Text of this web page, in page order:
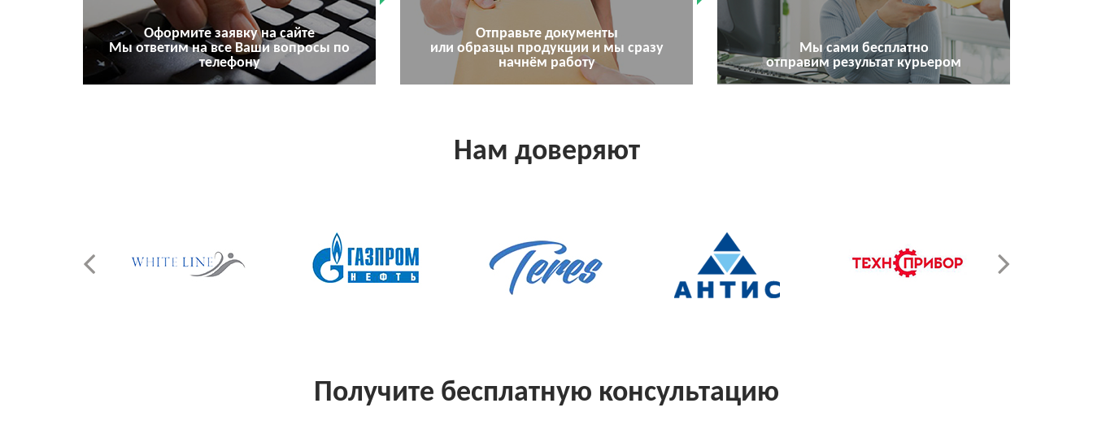
Оформите заявку на сайте
Мы ответим на все Ваши вопросы по
телефону
Отправьте документы
или образцы продукции и мы сразу
начнём работу
Мы сами бесплатно
отправим результат курьером
Нам доверяют
Получите бесплатную консультацию